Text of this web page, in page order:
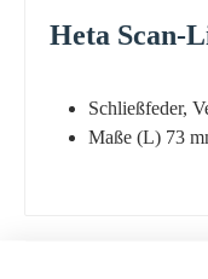
Heta Scan-
Schließfeder,
Maße (L) 73